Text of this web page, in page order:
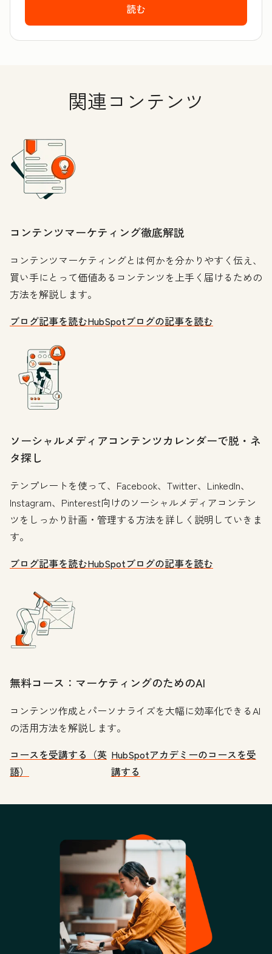
読む
関連コンテンツ
コンテンツマーケティング徹底解説
コンテンツマーケティングとは何かを分かりやすく伝え、
買い手にとって価値あるコンテンツを上手く届けるための
方法を解説します。
ブログ記事を読むHubSpotブログの記事を読む
ソーシャルメディアコンテンツカレンダーで脱・ネ
タ探し
テンプレートを使って、Facebook、Twitter、LinkedIn、
Instagram、Pinterest向けのソーシャルメディアコンテン
ツをしっかり計画・管理する方法を詳しく説明していきま
す。
ブログ記事を読むHubSpotブログの記事を読む
無料コース：マーケティングのためのAI
コンテンツ作成とパーソナライズを大幅に効率化できるAI
の活用方法を解説します。
コースを受講する（英
語）
HubSpotアカデミーのコースを受
講する